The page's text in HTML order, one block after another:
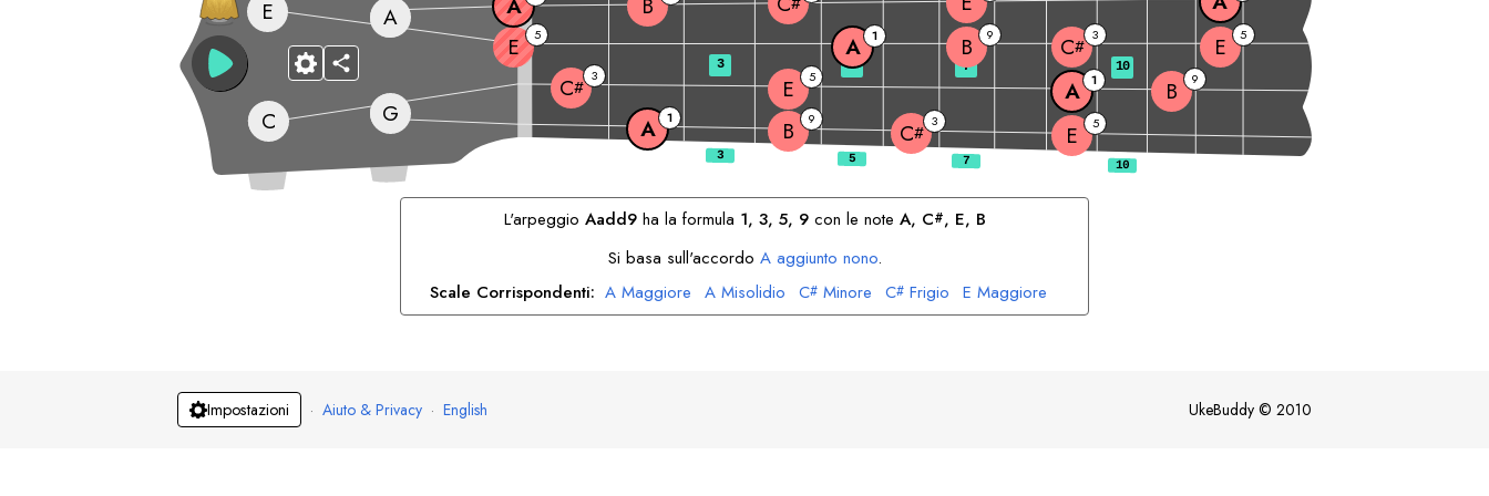
G
A 1 B 9
C# 3 E 5
C
C# 3 E 5 A 1 B 9
E
E
5 A 1 B 9 C# 3 E 5
A
3 5 7 10
L'arpeggio Aadd9ha la formula 1, 3, 5, 9con le note A, C#, E, B
Si basa sull'accordo Aaggiunto nono.
Scale Corrispondenti: A Maggiore A Misolidio C# Minore C# Frigio E Maggiore
E Dorica B Minore B Dorica
Impostazioni · Aiuto & Privacy · English UkeBuddy © 2010